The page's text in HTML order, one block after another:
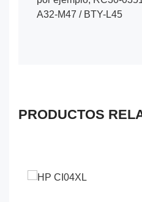
A32-M47 / BTY-L45
PRODUCTOS